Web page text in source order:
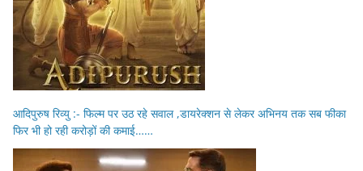
आदिपुरुष रिव्यु :- फिल्म पर उठ रहे सवाल ,डायरेक्शन से लेकर अभिनय तक सब फीका
फिर भी हो रही करोड़ों की कमाई……